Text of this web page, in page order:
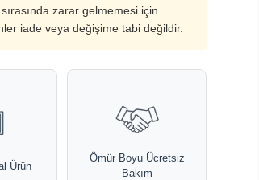
zarar gelmemesi için
iade veya değişime tabi değildir.
Ürün
Ömür Boyu Ücretsiz
Bakım